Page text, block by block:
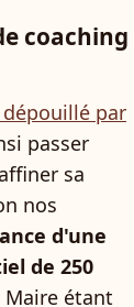
coaching
par
passer
sa
nos
d'une
de 250
Maire étant